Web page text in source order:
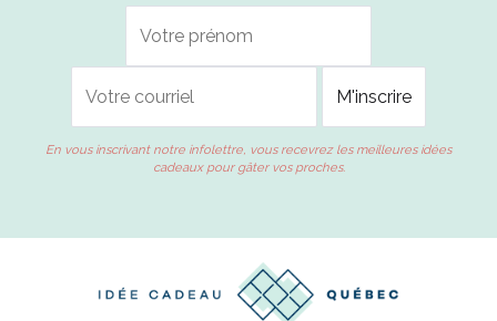
En vous inscrivant notre infolettre, vous recevrez les meilleures idées
cadeaux pour gâter vos proches.